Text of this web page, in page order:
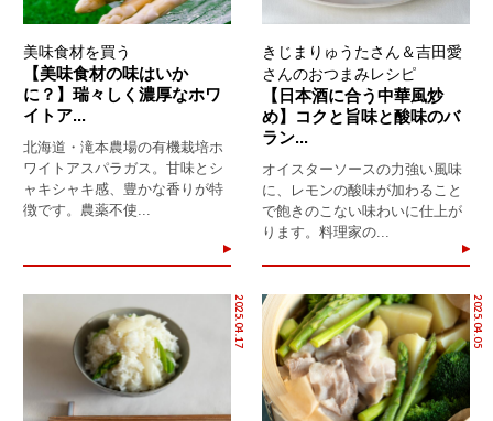
美味食材を買う
【美味食材の味はいか
に？】瑞々しく濃厚なホワ
イトア...
北海道・滝本農場の有機栽培ホ
ワイトアスパラガス。甘味とシ
ャキシャキ感、豊かな香りが特
徴です。農薬不使...
きじまりゅうたさん＆吉田愛
さんのおつまみレシピ
【日本酒に合う中華風炒
め】コクと旨味と酸味のバ
ラン...
オイスターソースの力強い風味
に、レモンの酸味が加わること
で飽きのこない味わいに仕上が
ります。料理家の...
2025.04.17 2025.04.05